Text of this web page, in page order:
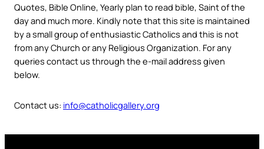
Quotes, Bible Online, Yearly plan to read bible, Saint of the
day and much more. Kindly note that this site is maintained
by a small group of enthusiastic Catholics and this is not
from any Church or any Religious Organization. For any
queries contact us through the e-mail address given
below.
Contact us: info@catholicgallery.org